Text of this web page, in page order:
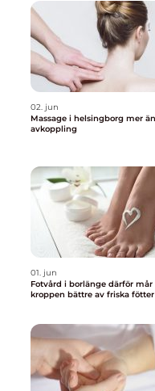
02. jun
Massage i helsingborg mer än bara
avkoppling
01. jun
Fotvård i borlänge därför mår hela
kroppen bättre av friska fötter